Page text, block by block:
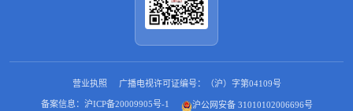
营业执照 广播电视许可证编号：（沪）字第04109号
备案信息：沪ICP备20009905号-1 沪公网安备 31010102006696号